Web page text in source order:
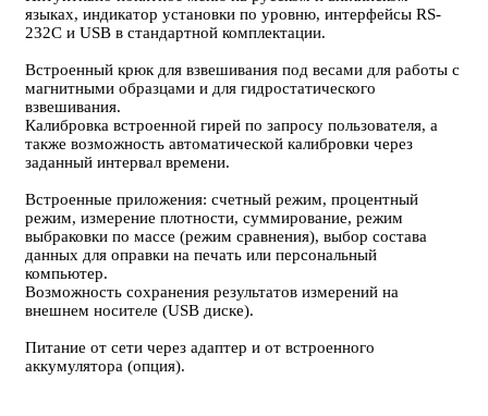
языках, индикатор установки по уровню, интерфейсы RS-
232C и USB в стандартной комплектации.
Встроенный крюк для взвешивания под весами для работы с
магнитными образцами и для гидростатического
взвешивания.
Калибровка встроенной гирей по запросу пользователя, а
также возможность автоматической калибровки через
заданный интервал времени.
Встроенные приложения: счетный режим, процентный
режим, измерение плотности, суммирование, режим
выбраковки по массе (режим сравнения), выбор состава
данных для оправки на печать или персональный
компьютер.
Возможность сохранения результатов измерений на
внешнем носителе (USB диске).
Питание от сети через адаптер и от встроенного
аккумулятора (опция).